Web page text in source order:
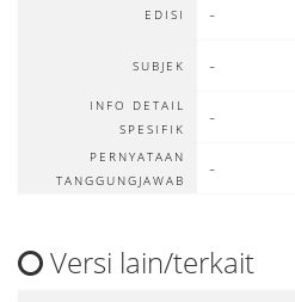
EDISI -
SUBJEK -
INFO DETAIL
SPESIFIK
-
PERNYATAAN
TANGGUNGJAWAB
-
Versi lain/terkait